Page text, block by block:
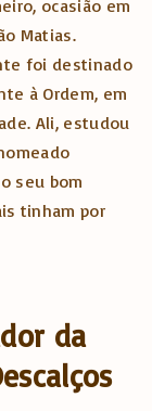
ocasião em
Matias.
foi destinado
à Ordem, em
Ali, estudou
seu bom
tinham por
da